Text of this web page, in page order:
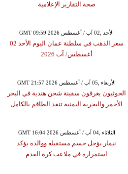
صحة التقارير الإعلامية
GMT 09:59 2026 الأحد ,02 آب / أغسطس
سعر الذهب في سلطنة عمان اليوم الأحد 02
أغسطس/ آب 2026
GMT 21:57 2026 الأربعاء ,05 آب / أغسطس
الحوثيون يغرقون سفينة شحن هندية في البحر
الأحمر والبحرية اليمنية تنقذ الطاقم بالكامل
GMT 16:04 2026 الثلاثاء ,04 آب / أغسطس
نيمار يؤجل حسم مستقبله ووالده يؤكد
استمراره في ملاعب كرة القدم